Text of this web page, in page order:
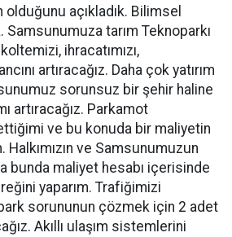
açıkladık. Bilimsel
Samsunumuza tarım Teknoparkı
ihracatımızı,
artıracağız. Daha çok yatırım
sorunsuz bir şehir haline
artıracağız. Parkamot
ve bu konuda bir maliyetin
Halkımızın ve Samsunumuzun
bunda maliyet hesabı içerisinde
yaparım. Trafiğimizi
sorununun çözmek için 2 adet
Akıllı ulaşım sistemlerini